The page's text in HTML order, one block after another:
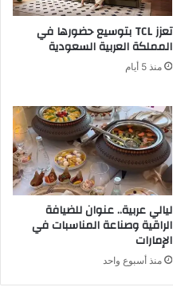
تعزز TCL بتوسيع حضورها في
المملكة العربية السعودية
منذ 5 أيام
ليالي عربية.. عنوان للضيافة
الراقية وصناعة المناسبات في
الإمارات
منذ أسبوع واحد